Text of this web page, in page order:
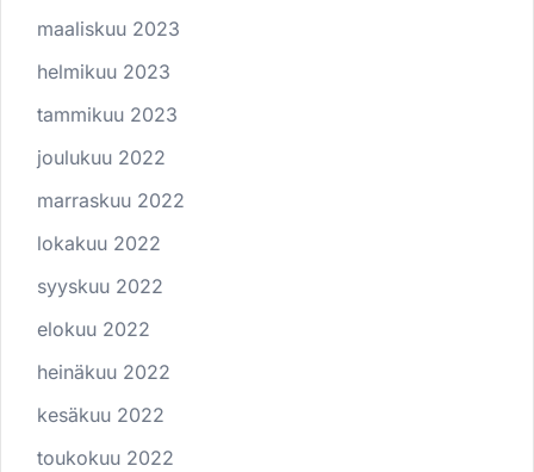
maaliskuu 2023
helmikuu 2023
tammikuu 2023
joulukuu 2022
marraskuu 2022
lokakuu 2022
syyskuu 2022
elokuu 2022
heinäkuu 2022
kesäkuu 2022
toukokuu 2022